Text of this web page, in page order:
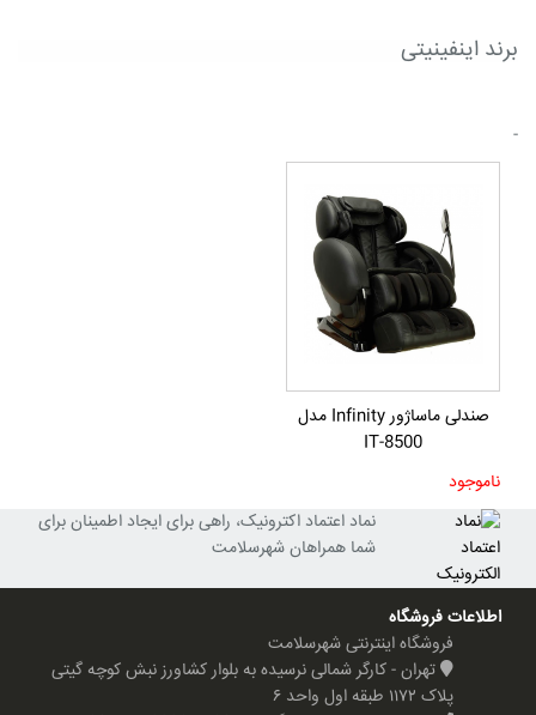
برند اینفینیتی
-
صندلی ماساژور Infinity مدل
IT-8500
ناموجود
نماد اعتماد اکترونیک، راهی برای ایجاد اطمینان برای
شما همراهان شهرسلامت
اطلاعات فروشگاه
فروشگاه اینترنتی شهرسلامت
تهران - کارگر شمالی نرسیده به بلوار کشاورز نبش کوچه گیتی
پلاک ۱۱۷۲ طبقه اول واحد ۶